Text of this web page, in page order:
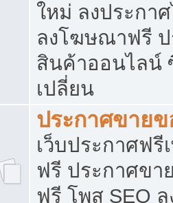
ใหม่ ลงประกา
ลงโฆษณาฟรี
สินค้าออนไลน์
เปลี่ยน
ประกาศขายข
เว็บประกาศฟรี
ฟรี ประกาศขา
ฟรี โพส SEO